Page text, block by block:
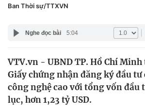
Pháp luật
Y tế
Thế giới
Tin tức
Thế giới đó đây
Kinh tế
Công nghệ
Ban Thời sự/TTXVN
Nghe đọc bài 5:04
VTV.vn - UBND TP. Hồ Chí
Giấy chứng nhận đăng ký đầu tư
công nghệ cao với tổng vốn đầu
lục, hơn 1,23 tỷ USD.